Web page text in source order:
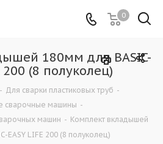
0
180мм для BASIC-
200 (8 полуколец)
- Для сварки пластиковых труб -
сварочные машины -
машин - Комплект вкладышей
EASY LIFE 200 (8 полуколец)